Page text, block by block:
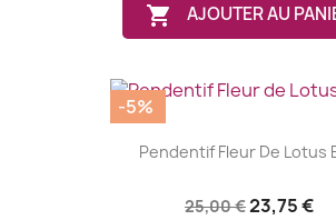
 AJOUTER AU
Pendentif Fleur De Lotus
25,00 €23,75 €
-5%